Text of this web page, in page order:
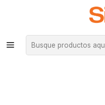
¡Compra hasta mediodía y recibe
Santiago. Envío gratis desde
Inicio Componentes PC
Placa Madre ASRock B760M